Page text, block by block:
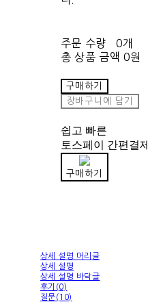
주문 수량
0개
총 상품 금액 0원
구매하기
장바구니에 담기
쉽고 빠른
토스페이 간편결제
구매하기
상세 설명 머리글
상세 설명
상세 설명 바닥글
후기(0)
질문(10)